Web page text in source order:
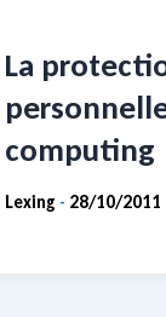
La
computing
Lexing - 28/10/2011